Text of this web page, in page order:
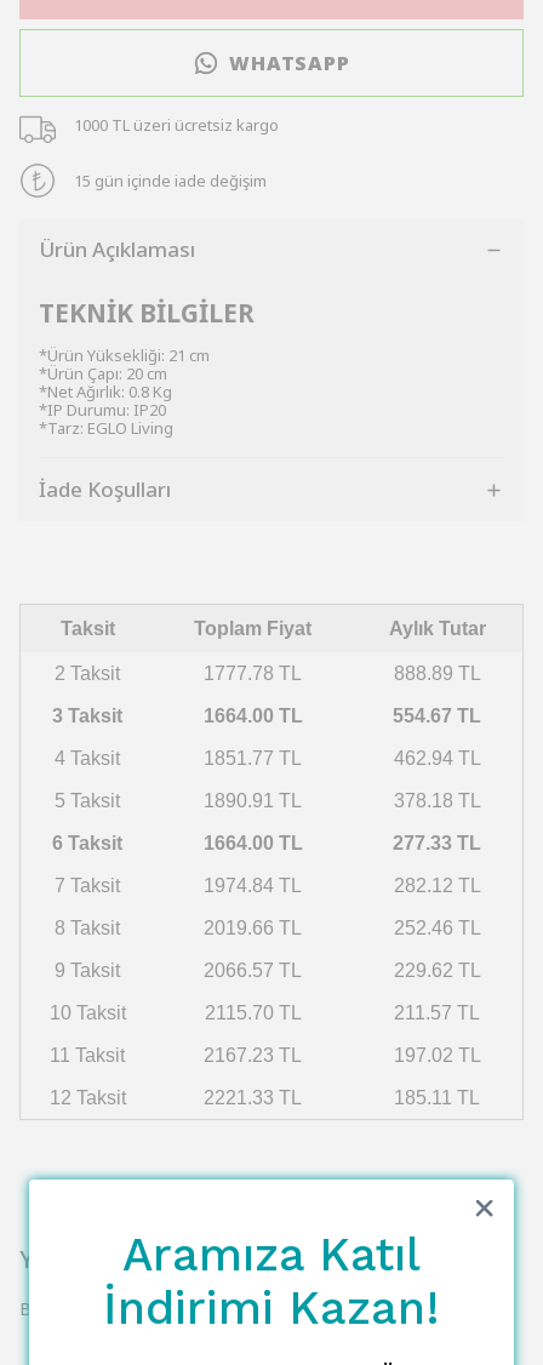
WHATSAPP
1000 TL üzeri ücretsiz kargo
15 gün içinde iade değişim
Ürün Açıklaması
TEKNİK BİLGİLER
*Ürün Yüksekliği: 21 cm
*Ürün Çapı: 20 cm
*Net Ağırlık: 0.8 Kg
*IP Durumu: IP20
*Tarz: EGLO Living
İade Koşulları
Taksit Toplam Fiyat Aylık Tutar
2 Taksit 1777.78 TL 888.89 TL
3 Taksit 1664.00 TL 554.67 TL
4 Taksit 1851.77 TL 462.94 TL
5 Taksit 1890.91 TL 378.18 TL
6 Taksit 1664.00 TL 277.33 TL
7 Taksit 1974.84 TL 282.12 TL
8 Taksit 2019.66 TL 252.46 TL
9 Taksit 2066.57 TL 229.62 TL
10 Taksit 2115.70 TL 211.57 TL
11 Taksit 2167.23 TL 197.02 TL
12 Taksit 2221.33 TL 185.11 TL
Yorumlar
Bu ürün için henüz yorum yapılmamış.
Aramıza Katıl
İndirimi Kazan!